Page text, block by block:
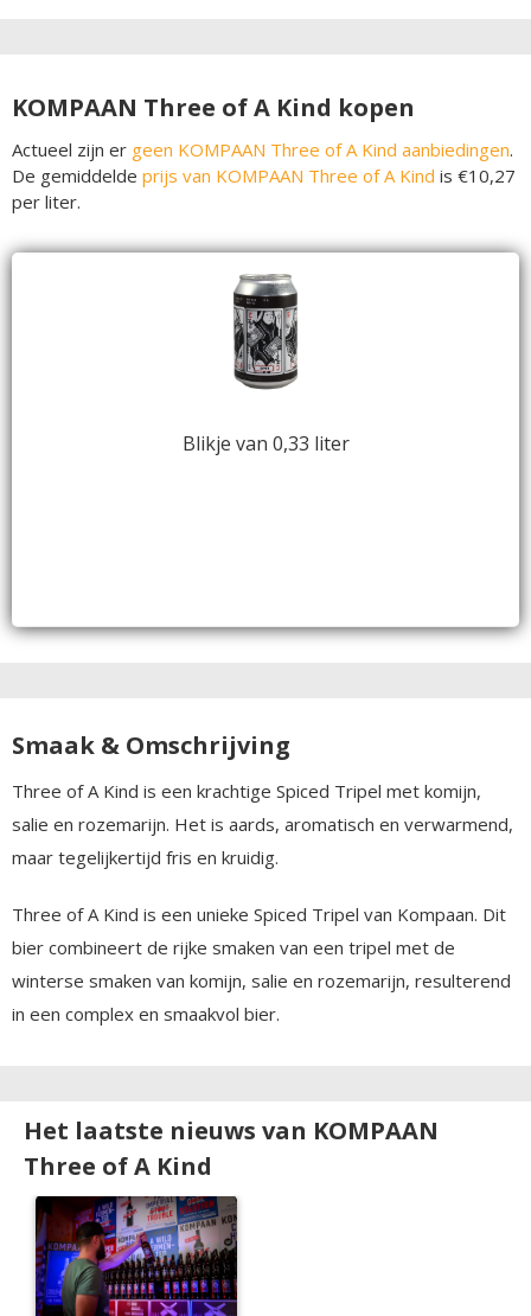
KOMPAAN Three of A Kind kopen
Actueel zijn er geen KOMPAAN Three of A Kind aanbiedingen.
De gemiddelde prijs van KOMPAAN Three of A Kind is €10,27
per liter.
Blikje van 0,33 liter
Smaak & Omschrijving
Three of A Kind is een krachtige Spiced Tripel met komijn,
salie en rozemarijn. Het is aards, aromatisch en verwarmend,
maar tegelijkertijd fris en kruidig.
Three of A Kind is een unieke Spiced Tripel van Kompaan. Dit
bier combineert de rijke smaken van een tripel met de
winterse smaken van komijn, salie en rozemarijn, resulterend
in een complex en smaakvol bier.
Het laatste nieuws van KOMPAAN
Three of A Kind